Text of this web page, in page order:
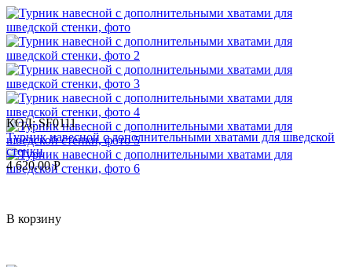
КОД: SF0111
Турник навесной c дополнительными хватами для шведской
стенки
4 620.00 Р
В корзину